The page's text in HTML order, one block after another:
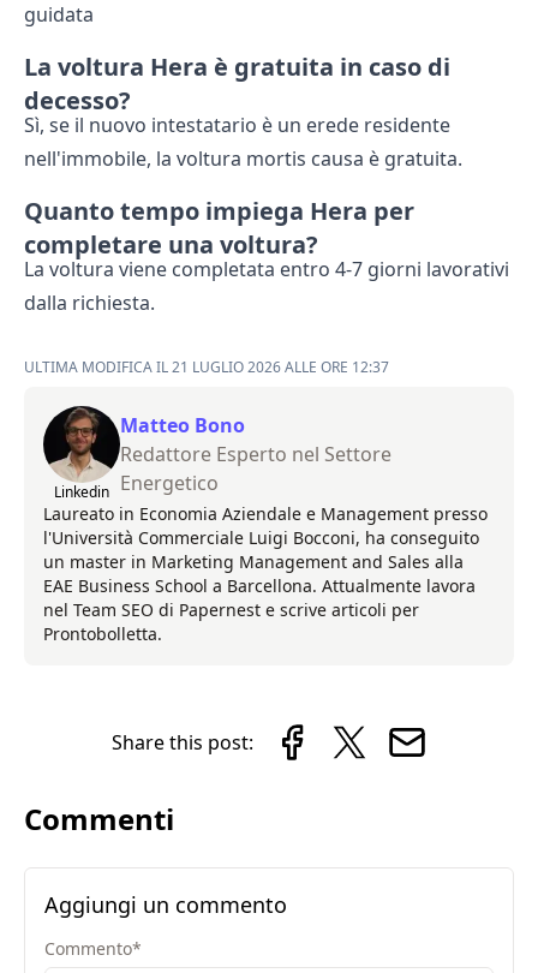
guidata
La voltura Hera è gratuita in caso di
decesso?
Sì, se il nuovo intestatario è un erede residente
nell'immobile, la voltura mortis causa è gratuita.
Quanto tempo impiega Hera per
completare una voltura?
La voltura viene completata entro 4-7 giorni lavorativi
dalla richiesta.
ULTIMA MODIFICA IL 21 LUGLIO 2026 ALLE ORE 12:37
Linkedin
Matteo Bono
Redattore Esperto nel Settore
Energetico
Laureato in Economia Aziendale e Management presso
l'Università Commerciale Luigi Bocconi, ha conseguito
un master in Marketing Management and Sales alla
EAE Business School a Barcellona. Attualmente lavora
nel Team SEO di Papernest e scrive articoli per
Prontobolletta.
Share this post:
Commenti
Aggiungi un commento
Commento*